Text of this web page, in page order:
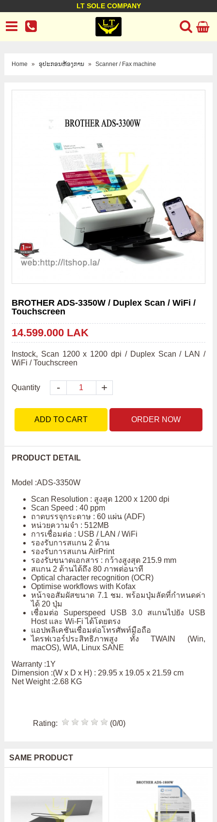
LT SOLE COMPANY
LT Company
Business policy Customer support
Home » ອຸປະກອນຫ້ອງການ » Scanner / Fax machine
BROTHER ADS-3350W / Duplex Scan / WiFi /
Touchscreen
14.599.000 LAK
Instock, Scan 1200 x 1200 dpi / Duplex Scan / LAN /
WiFi / Touchscreen
Quantity - +
ADD TO CART ORDER NOW
PRODUCT DETAIL
Model :ADS-3350W
Scan Resolution : สูงสุด 1200 x 1200 dpi
Scan Speed : 40 ppm
ถาดบรรจุกระดาษ : 60 แผ่น (ADF)
หน่วยความจำ : 512MB
การเชื่อมต่อ : USB / LAN / WiFi
รองรับการสแกน 2 ด้าน
รองรับการสแกน AirPrint
รองรับขนาดเอกสาร : กว้างสูงสุด 215.9 mm
สแกน 2 ด้านได้ถึง 80 ภาพต่อนาที
Optical character recognition (OCR)
Optimise workflows with Kofax
หน้าจอสัมผัสขนาด 7.1 ชม. พร้อมปุ่มลัดที่กำหนดค่า
ได้ 20 ปุ่ม
เชื่อมต่อ Superspeed USB 3.0 สแกนไปยัง USB
Host และ Wi-Fi ได้โดยตรง
แอปพลิเคชันเชื่อมต่อโทรศัพท์มือถือ
ไดรฟเวอร์ประสิทธิภาพสูง ทั้ง TWAIN (Win,
macOS), WIA, Linux SANE
Warranty :1Y
Dimension :(W x D x H) : 29.95 x 19.05 x 21.59 cm
Net Weight :2.68 KG
Rating: (0/0)
SAME PRODUCT